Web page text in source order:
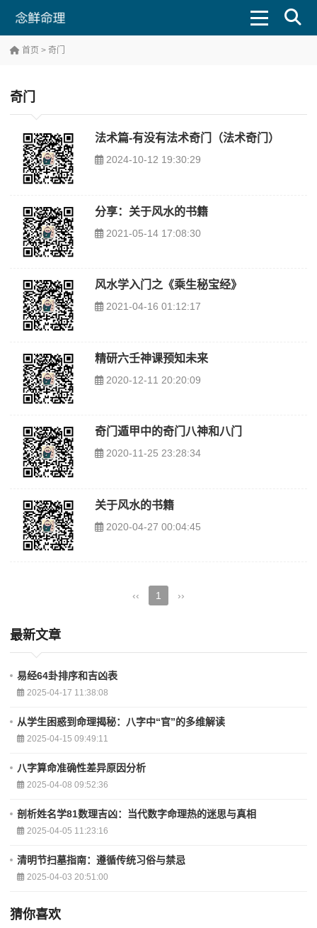
首页 > 奇门
奇门
法术篇-有没有法术奇门（法术奇门）
2024-10-12 19:30:29
分享：关于风水的书籍
2021-05-14 17:08:30
风水学入门之《乘生秘宝经》
2021-04-16 01:12:17
精研六壬神课预知未来
2020-12-11 20:20:09
奇门遁甲中的奇门八神和八门
2020-11-25 23:28:34
关于风水的书籍
2020-04-27 00:04:45
‹‹ 1 ››
最新文章
易经64卦排序和吉凶表
2025-04-17 11:38:08
从学生困惑到命理揭秘：八字中“官”的多维解读
2025-04-15 09:49:11
八字算命准确性差异原因分析
2025-04-08 09:52:36
剖析姓名学81数理吉凶：当代数字命理热的迷思与真相
2025-04-05 11:23:16
清明节扫墓指南：遵循传统习俗与禁忌
2025-04-03 20:51:00
猜你喜欢